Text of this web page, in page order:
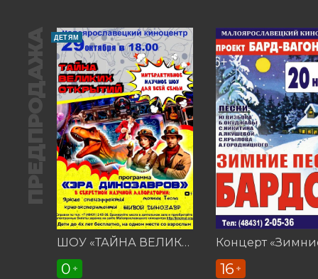
ПРЕДПРОДАЖА ДЕТЯМ
ШОУ «ТАЙНА ВЕЛИКИХ ОТКРЫТИЙ»
0 + 16 +